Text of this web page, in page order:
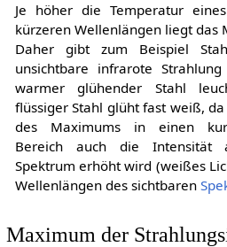
Je höher die Temperatur
kürzeren Wellenlängen liegt das
Daher gibt zum Beispiel
unsichtbare infrarote Strahlung
warmer glühender Stahl
flüssiger Stahl glüht fast weiß,
des Maximums in einen
Bereich auch die Intensität
Spektrum erhöht wird (weißes
Wellenlängen des sichtbaren
Maximum der